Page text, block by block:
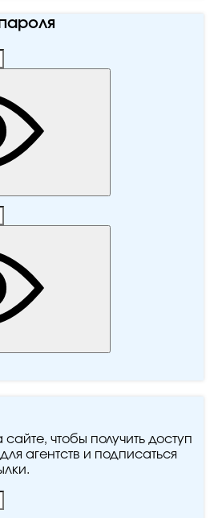
чтобы получить доступ
агентств и подписаться